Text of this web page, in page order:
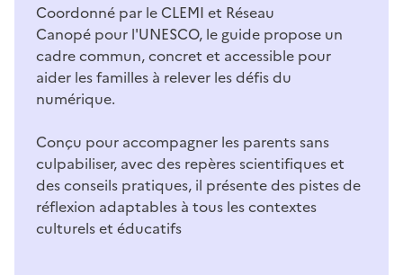
Coordonné par le CLEMI et Réseau
Canopé pour l'UNESCO, le guide propose un
cadre commun, concret et accessible pour
aider les familles à relever les défis du
numérique.
Conçu pour accompagner les parents sans
culpabiliser, avec des repères scientifiques et
des conseils pratiques, il présente des pistes de
réflexion adaptables à tous les contextes
culturels et éducatifs